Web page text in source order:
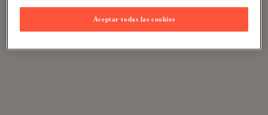
Aceptar todas las cookies